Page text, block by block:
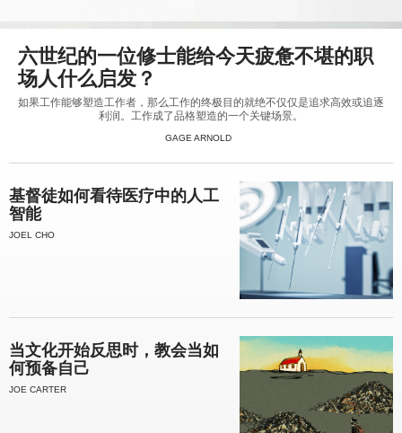
六世纪的一位修士能给今天疲惫不堪的职
场人什么启发？
如果工作能够塑造工作者，那么工作的终极目的就绝不仅仅是追求高效或追逐
利润。工作成了品格塑造的一个关键场景。
GAGE ARNOLD
基督徒如何看待医疗中的人工
智能
JOEL CHO
当文化开始反思时，教会当如
何预备自己
JOE CARTER